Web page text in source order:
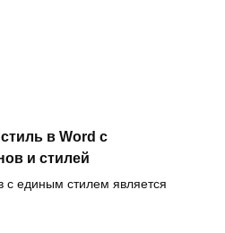
в Word с
и стилей
с единым стилем является